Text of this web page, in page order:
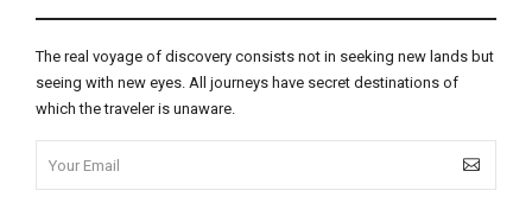
The real voyage of discovery consists not in seeking new lands but
seeing with new eyes. All journeys have secret destinations of
which the traveler is unaware.